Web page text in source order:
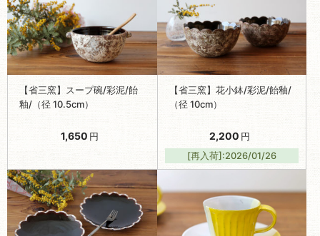
【省三窯】スープ碗/彩泥/飴
釉/（径 10.5cm）
1,650 円
【省三窯】花小鉢/彩泥/飴釉/
（径 10cm）
2,200 円
[再入荷]:2026/01/26